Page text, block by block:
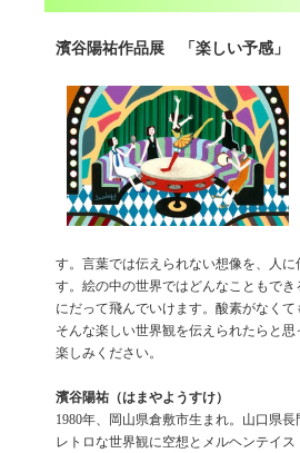
濱谷陽祐作品展 「楽しい予感」
す。言葉では伝えられない想像を、人
す。絵の中の世界ではどんなこともで
にだって飛んでいけます。酸素がなく
そんな楽しい世界観を伝えられたらと
楽しみください。
濱谷陽祐（はまやようすけ）
1980年、岡山県倉敷市生まれ。山口県
レトロな世界観に空想とメルヘンテイ